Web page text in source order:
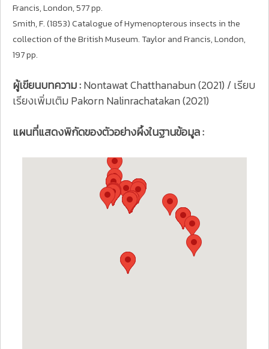
Francis, London, 577 pp.
Smith, F. (1853) Catalogue of Hymenopterous insects in the
collection of the British Museum. Taylor and Francis, London,
197 pp.
ผู้เขียนบทความ :Nontawat Chatthanabun (2021) / เรียบ
เรียงเพิ่มเติม Pakorn Nalinrachatakan (2021)
แผนที่แสดงพิกัดของตัวอย่างผึ้งในฐานข้อมูล :